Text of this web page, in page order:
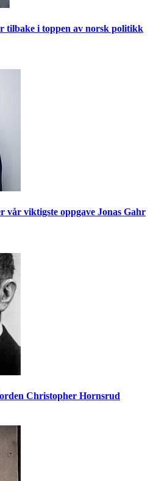
tilbake i toppen av norsk politikk
vår viktigste oppgave Jonas Gahr
Christopher Hornsrud